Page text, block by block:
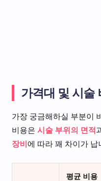
가격대 및 시술
가장 궁금해하실 부분이
비용은 시술 부위의 면적
장비 에 따라 꽤 차이가 납
평균 비용